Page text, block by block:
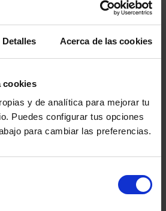
Detalles Acerca de las cookies
cookies
y de analítica para mejorar tu
Puedes configurar tus opciones
para cambiar las preferencias.
(Irlanda),presidente de CCBE,
vicepresidente primero,
vicepresidente segundo y